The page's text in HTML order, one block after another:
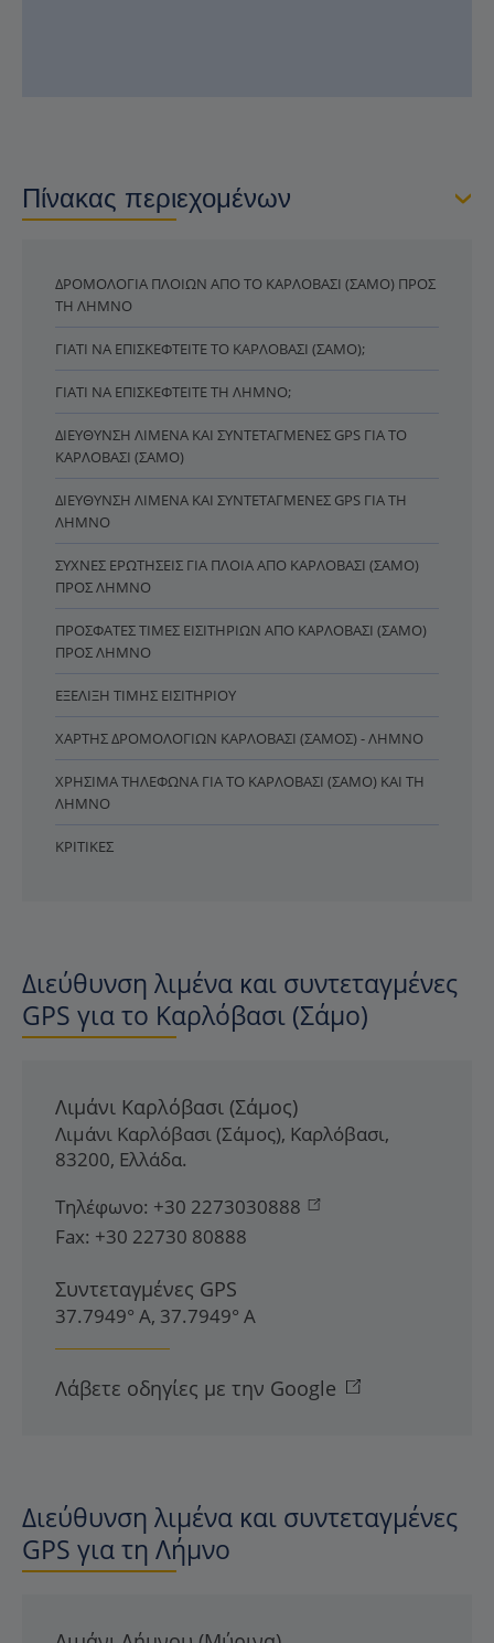
Πίνακας περιεχομένων
ΔΡΟΜΟΛΌΓΙΑ ΠΛΟΊΩΝ ΑΠΌ ΤΟ ΚΑΡΛΌΒΑΣΙ (ΣΆΜΟ) ΠΡΟΣ
ΤΗ ΛΉΜΝΟ
ΓΙΑΤΊ ΝΑ ΕΠΙΣΚΕΦΤΕΊΤΕ ΤΟ ΚΑΡΛΌΒΑΣΙ (ΣΆΜΟ);
ΓΙΑΤΊ ΝΑ ΕΠΙΣΚΕΦΤΕΊΤΕ ΤΗ ΛΉΜΝΟ;
ΔΙΕΎΘΥΝΣΗ ΛΙΜΈΝΑ ΚΑΙ ΣΥΝΤΕΤΑΓΜΈΝΕΣ GPS ΓΙΑ ΤΟ
ΚΑΡΛΌΒΑΣΙ (ΣΆΜΟ)
ΔΙΕΎΘΥΝΣΗ ΛΙΜΈΝΑ ΚΑΙ ΣΥΝΤΕΤΑΓΜΈΝΕΣ GPS ΓΙΑ ΤΗ
ΛΉΜΝΟ
ΣΥΧΝΈΣ ΕΡΩΤΉΣΕΙΣ ΓΙΑ ΠΛΟΊΑ ΑΠΌ ΚΑΡΛΌΒΑΣΙ (ΣΆΜΟ)
ΠΡΟΣ ΛΉΜΝΟ
ΠΡΌΣΦΑΤΕΣ ΤΙΜΈΣ ΕΙΣΙΤΗΡΊΩΝ ΑΠΌ ΚΑΡΛΌΒΑΣΙ (ΣΆΜΟ)
ΠΡΟΣ ΛΉΜΝΟ
ΕΞΈΛΙΞΗ ΤΙΜΉΣ ΕΙΣΙΤΗΡΊΟΥ
ΧΆΡΤΗΣ ΔΡΟΜΟΛΟΓΊΩΝ ΚΑΡΛΌΒΑΣΙ (ΣΆΜΟΣ) - ΛΉΜΝΟ
ΧΡΉΣΙΜΑ ΤΗΛΈΦΩΝΑ ΓΙΑ ΤΟ ΚΑΡΛΌΒΑΣΙ (ΣΆΜΟ) ΚΑΙ ΤΗ
ΛΉΜΝΟ
ΚΡΙΤΙΚΈΣ
Διεύθυνση λιμένα και συντεταγμένες
GPS για το Καρλόβασι (Σάμο)
Λιμάνι Καρλόβασι (Σάμος)
Λιμάνι Καρλόβασι (Σάμος), Καρλόβασι,
83200, Ελλάδα.
Τηλέφωνο: +30 2273030888
Fax: +30 22730 80888
Συντεταγμένες GPS
37.7949° Α, 37.7949° Α
Λάβετε οδηγίες με την Google
Διεύθυνση λιμένα και συντεταγμένες
GPS για τη Λήμνο